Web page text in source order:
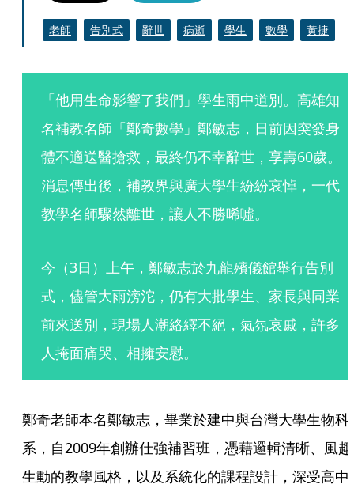
老師 告別式 辭世 病逝 學生 數學 黃捷
「他用生命影響了我們」學生雨中道別。高雄知
名補教名師「鄭奇數學」鄭敏志，日前因突發身
體不適送醫搶救，最終仍不幸辭世，享壽60歲。
消息傳出後，補教界與廣大學生紛紛哀悼，一代
教學名師驟然離世，讓人不勝唏噓。
今（3日）上午，鄭敏志於九龍殯儀館舉行告別
式，儘管大雨滂沱，仍有大批學生、家長與同業
前來送別，現場人潮絡繹不絕，氣氛哀戚，許多
人掩面痛哭、相擁安慰。
鄭奇老師本名鄭敏志，畢業於建中與台灣大學生物科
系，自2009年創辦仕強補習班，憑藉邏輯清晰、風趣
生動的教學風格，以及系統化的課程設計，深受高中